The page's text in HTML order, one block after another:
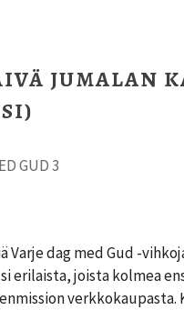
JUMALAN
GUD 3
Varje dag med Gud -
erilaista, joista kolmea
verkkokaupasta.